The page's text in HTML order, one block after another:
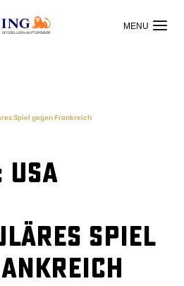
OFFIZIELLER HAUPTSPONSOR
Spiel gegen Frankreich
Spiel